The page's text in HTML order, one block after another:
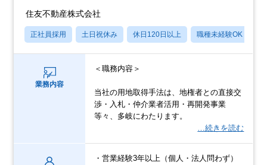
住友不動産株式会社
正社員採用 土日祝休み 休日120日以上 職種未経験OK
業務内容
＜職務内容＞
当社の用地取得手法は、地権者との直接交
渉・入札・仲介業者活用・再開発事業
等々、多岐にわたります。
…続きを読む
・営業経験3年以上（個人・法人問わず）